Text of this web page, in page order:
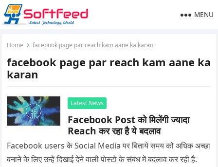
MENU
Home facebook page par reach kam aane ka karan
facebook page par reach kam aane ka
karan
Latest News
Facebook Post को मिलेंगी ज्यादा
Reach कर रहा है ये बदलाव
Facebook users के Social Media पर बिताये समय को अधिक अच्छा
बनाने के लिए उन्हें दिखाई देने वाली पोस्टों के संबंध में बदलाव कर रही है.